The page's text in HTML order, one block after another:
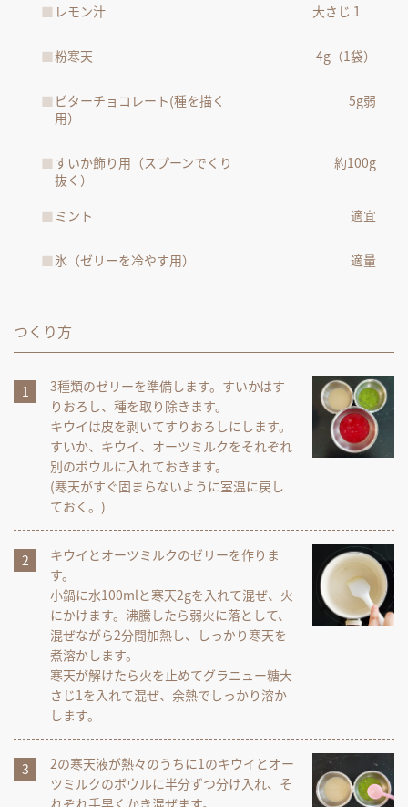
レモン汁
大さじ１
粉寒天 4g（1袋）
ビターチョコレート(種を描く
用）
5g弱
すいか飾り用（スプーンでくり
抜く）
約100g
ミント 適宜
氷（ゼリーを冷やす用） 適量
つくり方
3種類のゼリーを準備します。すいかはす
りおろし、種を取り除きます。
キウイは皮を剥いてすりおろしにします。
すいか、キウイ、オーツミルクをそれぞれ
別のボウルに入れておきます。
(寒天がすぐ固まらないように室温に戻し
ておく。)
キウイとオーツミルクのゼリーを作りま
す。
小鍋に水100mlと寒天2gを入れて混ぜ、火
にかけます。沸騰したら弱火に落として、
混ぜながら2分間加熱し、しっかり寒天を
煮溶かします。
寒天が解けたら火を止めてグラニュー糖大
さじ1を入れて混ぜ、余熱でしっかり溶か
します。
2の寒天液が熱々のうちに1のキウイとオー
ツミルクのボウルに半分ずつ分け入れ、そ